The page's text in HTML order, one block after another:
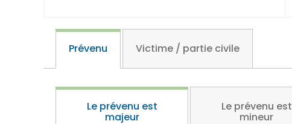
Prévenu Victime / partie civile
Le prévenu est
majeur
Le prévenu est
mineur